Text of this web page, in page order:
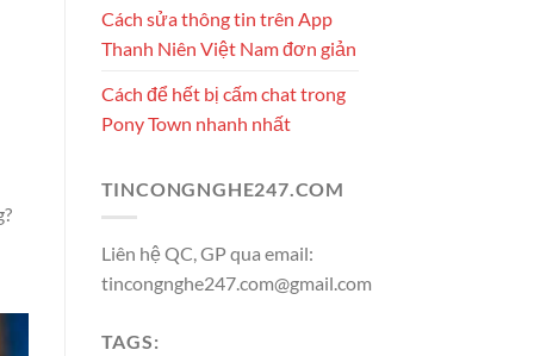
Cách sửa thông tin trên App
Thanh Niên Việt Nam đơn giản
Cách để hết bị cấm chat trong
Pony Town nhanh nhất
TINCONGNGHE247.COM
Liên hệ QC, GP qua email:
tincongnghe247.com@gmail.com
TAGS: